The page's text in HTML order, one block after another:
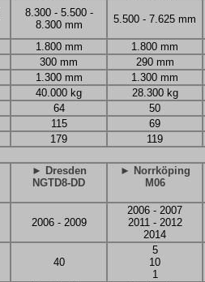
8.300 - 5.500 -
8.300 mm
5.500 - 7.625 mm
1.800 mm
1.800 mm
300 mm
290 mm
1.300 mm
1.300 mm
40.000 kg 28.300 kg
64 50
115 69
179 119
► Dresden
NGTD8-DD
► Norrköping
M06
2006 - 2009
2006 - 2007
2011 - 2012
2014
40
5
10
1